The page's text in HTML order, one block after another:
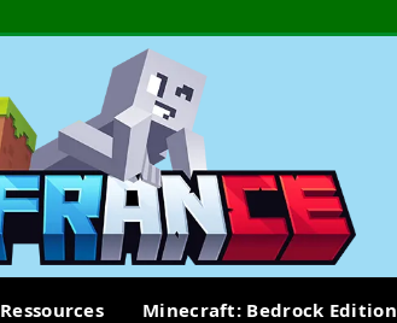
Ressources Minecraft: Bedrock Edition